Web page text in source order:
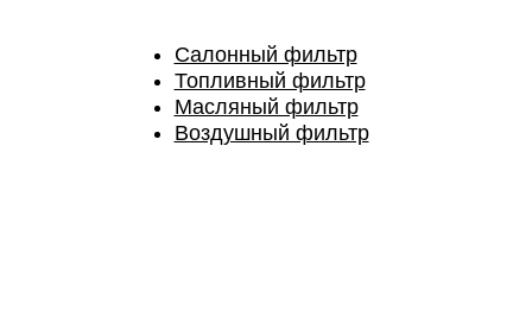
Салонный фильтр
Топливный фильтр
Масляный фильтр
Воздушный фильтр